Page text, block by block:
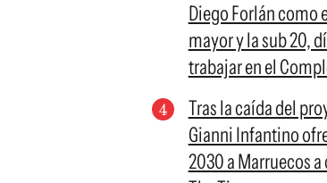
Diego Forlán como
mayor y la sub 20,
trabajar en el
Tras la caída del
Gianni Infantino
2030 a Marruecos